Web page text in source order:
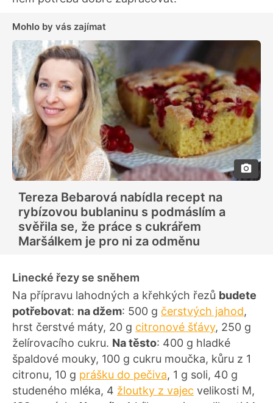
Mohlo by vás zajímat
Tereza Bebarová nabídla recept na
rybízovou bublaninu s podmáslím a
svěřila se, že práce s cukrářem
Maršálkem je pro ni za odměnu
Linecké řezy se sněhem
Na přípravu lahodných a křehkých řezů budete
potřebovat: na džem: 500 g čerstvých jahod,
hrst čerstvé máty, 20 g citronové šťávy, 250 g
želírovacího cukru. Na těsto: 400 g hladké
špaldové mouky, 100 g cukru moučka, kůru z 1
citronu, 10 g prášku do pečiva, 1 g soli, 40 g
studeného mléka, 4 žloutky z vajec velikosti M,